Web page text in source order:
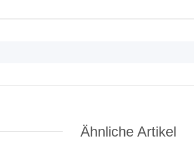
Ähnliche Artikel